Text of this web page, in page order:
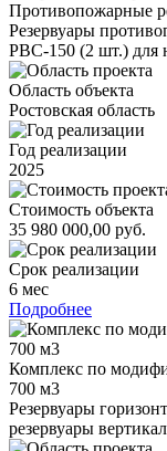
Противопожарные
Резервуары
РВС-150 (2 шт.) для
Область объекта
Ростовская область
Год реализации
2025
Стоимость объекта
35 980 000,00 руб.
Срок реализации
6 мес
Подробнее
Комплекс по
700 м3
Резервуары
резервуары